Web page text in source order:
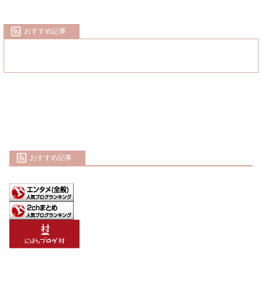
おすすめ記事
おすすめ記事